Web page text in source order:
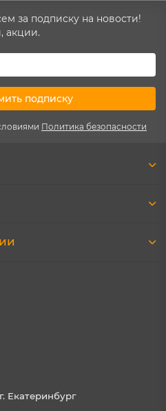
за подписку на новости!
акции.
подписку
Политика безопасности
Екатеринбург